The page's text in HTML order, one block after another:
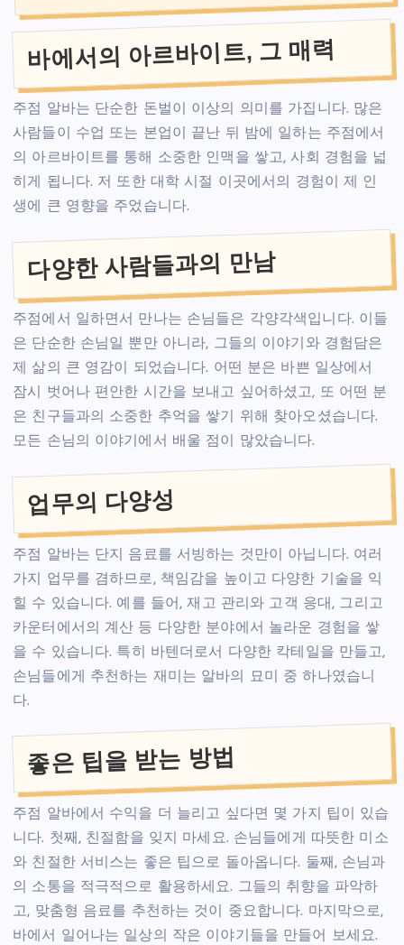
바에서의 아르바이트, 그 매력
주점 알바는 단순한 돈벌이 이상의 의미를 가집니다. 많은
사람들이 수업 또는 본업이 끝난 뒤 밤에 일하는 주점에서
의 아르바이트를 통해 소중한 인맥을 쌓고, 사회 경험을 넓
히게 됩니다. 저 또한 대학 시절 이곳에서의 경험이 제 인
생에 큰 영향을 주었습니다.
다양한 사람들과의 만남
주점에서 일하면서 만나는 손님들은 각양각색입니다. 이들
은 단순한 손님일 뿐만 아니라, 그들의 이야기와 경험담은
제 삶의 큰 영감이 되었습니다. 어떤 분은 바쁜 일상에서
잠시 벗어나 편안한 시간을 보내고 싶어하셨고, 또 어떤 분
은 친구들과의 소중한 추억을 쌓기 위해 찾아오셨습니다.
모든 손님의 이야기에서 배울 점이 많았습니다.
업무의 다양성
주점 알바는 단지 음료를 서빙하는 것만이 아닙니다. 여러
가지 업무를 겸하므로, 책임감을 높이고 다양한 기술을 익
힐 수 있습니다. 예를 들어, 재고 관리와 고객 응대, 그리고
카운터에서의 계산 등 다양한 분야에서 놀라운 경험을 쌓
을 수 있습니다. 특히 바텐더로서 다양한 칵테일을 만들고,
손님들에게 추천하는 재미는 알바의 묘미 중 하나였습니
다.
좋은 팁을 받는 방법
주점 알바에서 수익을 더 늘리고 싶다면 몇 가지 팁이 있습
니다. 첫째, 친절함을 잊지 마세요. 손님들에게 따뜻한 미소
와 친절한 서비스는 좋은 팁으로 돌아옵니다. 둘째, 손님과
의 소통을 적극적으로 활용하세요. 그들의 취향을 파악하
고, 맞춤형 음료를 추천하는 것이 중요합니다. 마지막으로,
바에서 일어나는 일상의 작은 이야기들을 만들어 보세요.